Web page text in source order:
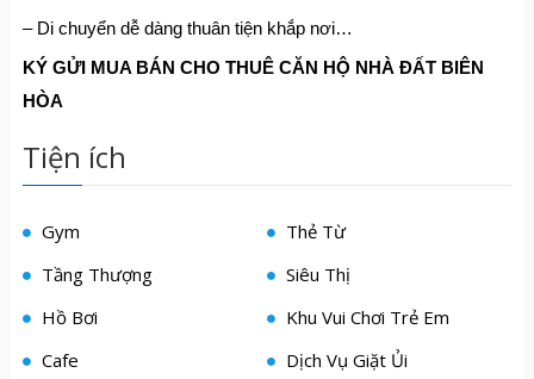
– Di chuyển dễ dàng thuân tiện khắp nơi…
KÝ GỬI MUA BÁN CHO THUÊ CĂN HỘ NHÀ ĐẤT BIÊN
HÒA
Tiện ích
Gym
Thẻ Từ
Tầng Thượng
Siêu Thị
Hồ Bơi
Khu Vui Chơi Trẻ Em
Cafe
Dịch Vụ Giặt Ủi